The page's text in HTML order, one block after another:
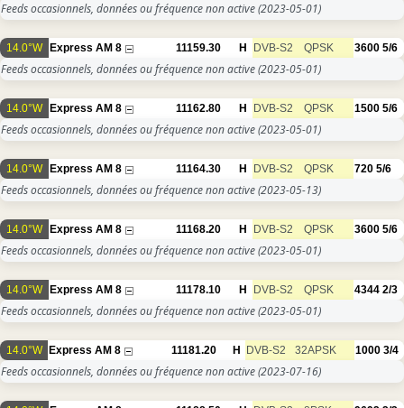
Feeds occasionnels, données ou fréquence non active(2023-05-01)
14.0°W Express AM 8 11159.30 H DVB-S2 QPSK 3600 5/6
Feeds occasionnels, données ou fréquence non active(2023-05-01)
14.0°W Express AM 8 11162.80 H DVB-S2 QPSK 1500 5/6
Feeds occasionnels, données ou fréquence non active(2023-05-01)
14.0°W Express AM 8 11164.30 H DVB-S2 QPSK 720 5/6
Feeds occasionnels, données ou fréquence non active(2023-05-13)
14.0°W Express AM 8 11168.20 H DVB-S2 QPSK 3600 5/6
Feeds occasionnels, données ou fréquence non active(2023-05-01)
14.0°W Express AM 8 11178.10 H DVB-S2 QPSK 4344 2/3
Feeds occasionnels, données ou fréquence non active(2023-05-01)
14.0°W Express AM 8 11181.20 H DVB-S2 32APSK 1000 3/4
Feeds occasionnels, données ou fréquence non active(2023-07-16)